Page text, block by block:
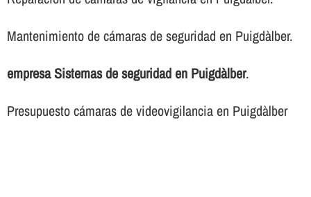
Mantenimiento de cámaras de seguridad en Puigdàlber.
empresa Sistemas de seguridad en Puigdàlber.
Presupuesto cámaras de videovigilancia en Puigdàlber